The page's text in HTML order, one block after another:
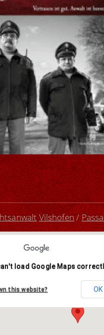
Vilshofen/
load Google Maps
this website? OK